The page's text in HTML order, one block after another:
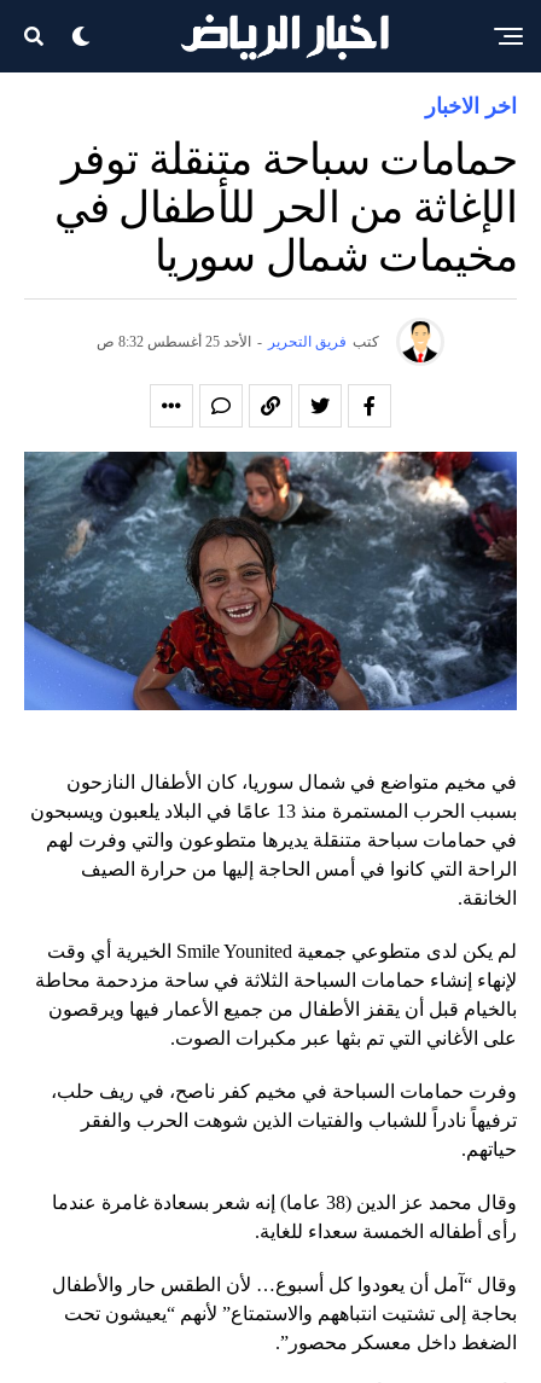
اخر الاخبار
حمامات سباحة متنقلة توفر
الإغاثة من الحر للأطفال في
مخيمات شمال سوريا
كتب فريق التحرير - الأحد 25 أغسطس 8:32 ص
في مخيم متواضع في شمال سوريا، كان الأطفال النازحون
بسبب الحرب المستمرة منذ 13 عامًا في البلاد يلعبون ويسبحون
في حمامات سباحة متنقلة يديرها متطوعون والتي وفرت لهم
الراحة التي كانوا في أمس الحاجة إليها من حرارة الصيف
الخانقة.
لم يكن لدى متطوعي جمعية Smile Younited الخيرية أي وقت
لإنهاء إنشاء حمامات السباحة الثلاثة في ساحة مزدحمة محاطة
بالخيام قبل أن يقفز الأطفال من جميع الأعمار فيها ويرقصون
على الأغاني التي تم بثها عبر مكبرات الصوت.
وفرت حمامات السباحة في مخيم كفر ناصح، في ريف حلب،
ترفيهاً نادراً للشباب والفتيات الذين شوهت الحرب والفقر
حياتهم.
وقال محمد عز الدين (38 عاما) إنه شعر بسعادة غامرة عندما
رأى أطفاله الخمسة سعداء للغاية.
وقال “آمل أن يعودوا كل أسبوع… لأن الطقس حار والأطفال
بحاجة إلى تشتيت انتباههم والاستمتاع” لأنهم “يعيشون تحت
الضغط داخل معسكر محصور”.